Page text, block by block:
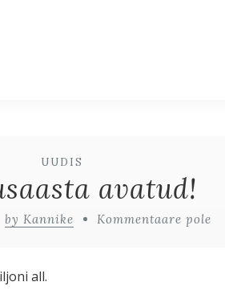
UUDIS
avatud!
by Kannike Kommentaare pole
all.